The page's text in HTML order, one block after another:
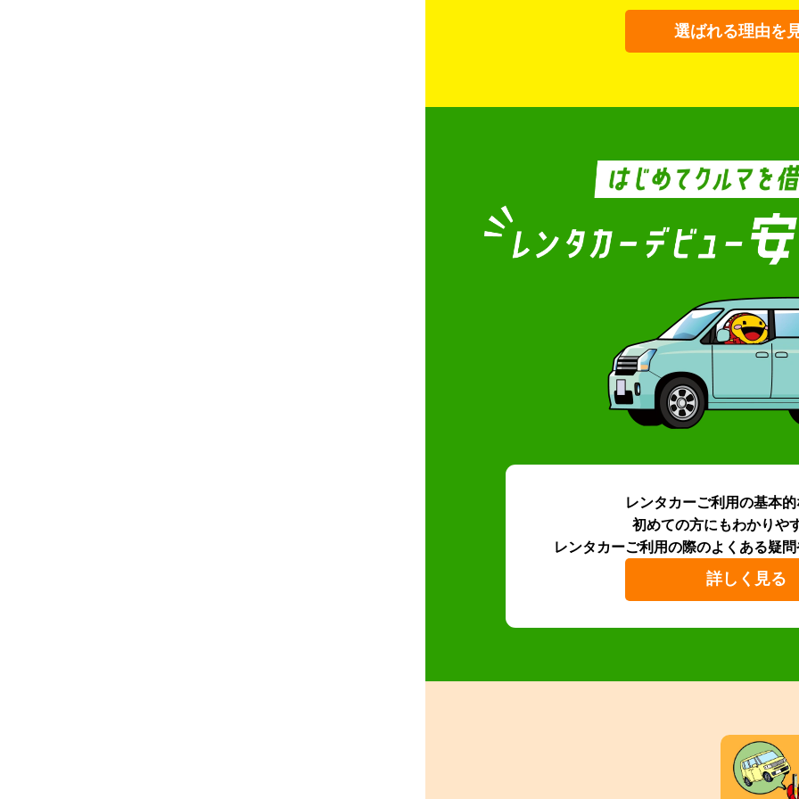
選ばれる理由を
レンタカーご利用の基本
初めての方にもわかりや
レンタカーご利用の際のよくある疑問
詳しく見る